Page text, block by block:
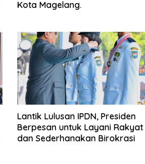
Kota Magelang.
Lantik Lulusan IPDN, Presiden
Berpesan untuk Layani Rakyat
dan Sederhanakan Birokrasi